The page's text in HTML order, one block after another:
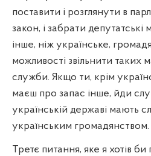
поставити і розглянути в
закон, і забрати
інше, ніж українське,
можливості звільнити таких
служби. Якщо ти, крім
маєш про запас інше, йди
українській державі мають
українським громадянством.
Третє питання, яке я хотів би